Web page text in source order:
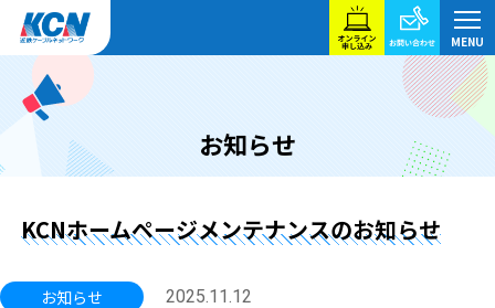
お知らせ
KCNホームページメンテナンスのお知らせ
お知らせ 2025.11.12